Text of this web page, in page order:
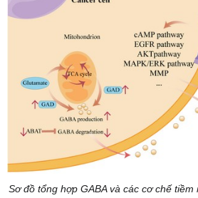
Sơ đồ tổng hợp GABA và các cơ chế